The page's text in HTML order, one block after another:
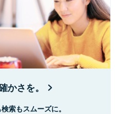
かさを。
索もスムーズに。